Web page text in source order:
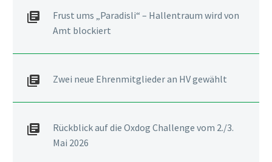
Frust ums „Paradisli“ – Hallentraum wird von
Amt blockiert
Zwei neue Ehrenmitglieder an HV gewählt
Rückblick auf die Oxdog Challenge vom 2./3.
Mai 2026